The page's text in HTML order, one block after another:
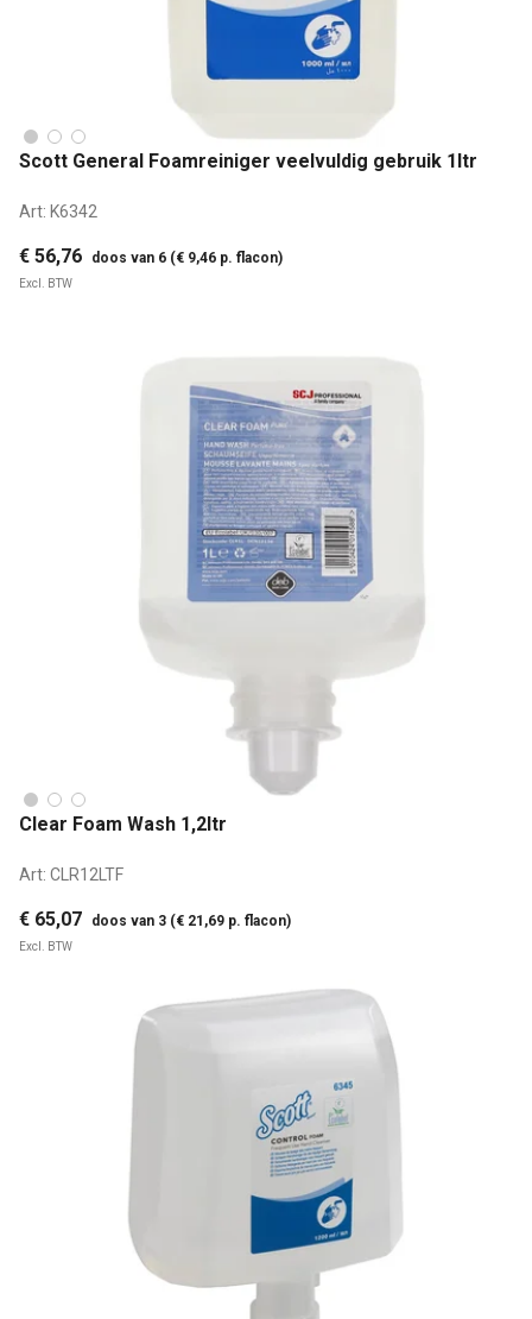
Scott General Foamreiniger veelvuldig gebruik 1ltr
Art: K6342
€ 56,76 doos van 6 (€ 9,46 p. flacon)
Excl. BTW
Clear Foam Wash 1,2ltr
Art: CLR12LTF
€ 65,07 doos van 3 (€ 21,69 p. flacon)
Excl. BTW